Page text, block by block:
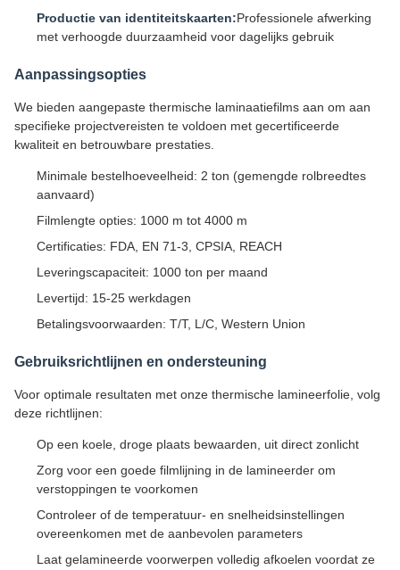
Productie van identiteitskaarten:Professionele afwerking
met verhoogde duurzaamheid voor dagelijks gebruik
Aanpassingsopties
We bieden aangepaste thermische laminaatiefilms aan om aan
specifieke projectvereisten te voldoen met gecertificeerde
kwaliteit en betrouwbare prestaties.
Minimale bestelhoeveelheid: 2 ton (gemengde rolbreedtes
aanvaard)
Filmlengte opties: 1000 m tot 4000 m
Certificaties: FDA, EN 71-3, CPSIA, REACH
Leveringscapaciteit: 1000 ton per maand
Levertijd: 15-25 werkdagen
Betalingsvoorwaarden: T/T, L/C, Western Union
Gebruiksrichtlijnen en ondersteuning
Voor optimale resultaten met onze thermische lamineerfolie, volg
deze richtlijnen:
Op een koele, droge plaats bewaarden, uit direct zonlicht
Zorg voor een goede filmlijning in de lamineerder om
verstoppingen te voorkomen
Controleer of de temperatuur- en snelheidsinstellingen
overeenkomen met de aanbevolen parameters
Laat gelamineerde voorwerpen volledig afkoelen voordat ze